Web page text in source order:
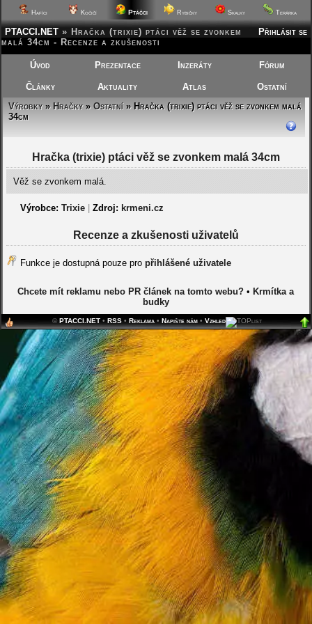
Hafíci Kočičí Ptáčci Rybičky Skalky Terárka
Přihlásit se
PTACCI.NET » Hračka (trixie) ptáci věž se zvonkem
malá 34cm - Recenze a zkušenosti
Úvod Prezentace Inzeráty Fórum
Články Aktuality Atlas
Ostatní
Výrobky» Hračky» Ostatní» Hračka (trixie) ptáci věž se zvonkem malá
34cm
Hračka (trixie) ptáci věž se zvonkem malá 34cm
Věž se zvonkem malá.
Výrobce: Trixie Zdroj: krmeni.cz
Recenze a zkušenosti uživatelů
Funkce je dostupná pouze pro přihlášené uživatele
Chcete mít reklamu nebo PR článek na tomto webu? • Krmítka a
budky
©PTACCI.NET• RSS• Reklama• Napište nám• Vzhled